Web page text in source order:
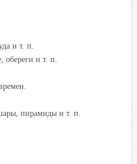
и т. п.
обереги и т. п.
пирамиды и т. п.